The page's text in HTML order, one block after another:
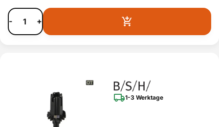
- +
1-3 Werktage